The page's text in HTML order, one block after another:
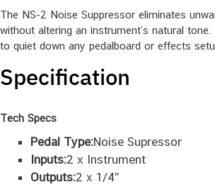
The NS-2 Noise Suppressor eliminates
without altering an instrument’s natural
to quiet down any pedalboard or effects
Specification
Tech Specs
Pedal Type:Noise Supressor
Inputs:2 x Instrument
Outputs:2 x 1/4″